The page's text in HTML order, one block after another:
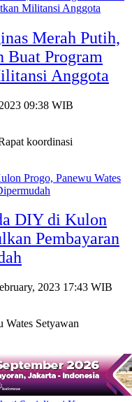
Merah Putih,
Buat Program
Anggota
09:38 WIB
koordinasi
DIY di Kulon
Pembayaran
2023 17:43 WIB
Setyawan